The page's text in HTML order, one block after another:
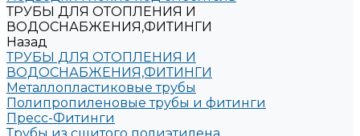
ТРУБЫ ДЛЯ ОТОПЛЕНИЯ И
ВОДОСНАБЖЕНИЯ,ФИТИНГИ
Назад
ТРУБЫ ДЛЯ ОТОПЛЕНИЯ И
ВОДОСНАБЖЕНИЯ,ФИТИНГИ
Металлопластиковые трубы
Полипропиленовые трубы и фитинги
Пресс-Фитинги